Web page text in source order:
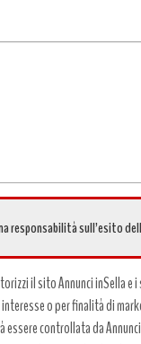
responsabilità sull’esito
il sito Annunci inSella
o per finalità di
controllata da